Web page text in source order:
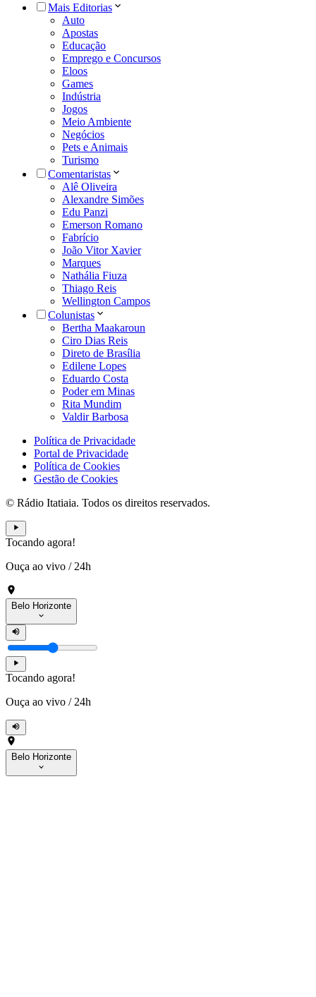
Mais Editorias
Auto
Apostas
Educação
Emprego e Concursos
Eloos
Games
Indústria
Jogos
Meio Ambiente
Negócios
Pets e Animais
Turismo
Comentaristas
Alê Oliveira
Alexandre Simões
Edu Panzi
Emerson Romano
Fabrício
João Vitor Xavier
Marques
Nathália Fiuza
Thiago Reis
Wellington Campos
Colunistas
Bertha Maakaroun
Ciro Dias Reis
Direto de Brasília
Edilene Lopes
Eduardo Costa
Poder em Minas
Rita Mundim
Valdir Barbosa
Política de Privacidade
Portal de Privacidade
Política de Cookies
Gestão de Cookies
© Rádio Itatiaia. Todos os direitos reservados.
Tocando agora!
Ouça ao vivo / 24h
Belo Horizonte
Tocando agora!
Ouça ao vivo / 24h
Belo Horizonte